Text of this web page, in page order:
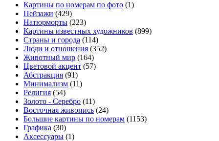
Картины по номерам по фото (1)
Пейзажи (429)
Натюрморты (223)
Картины известных художников (899)
Страны и города (114)
Люди и отношения (352)
Животный мир (164)
Цветовой акцент (57)
Абстракция (91)
Минимализм (11)
Религия (54)
Золото - Серебро (11)
Восточная живопись (24)
Большие картины по номерам (1153)
Графика (30)
Аксессуары (1)